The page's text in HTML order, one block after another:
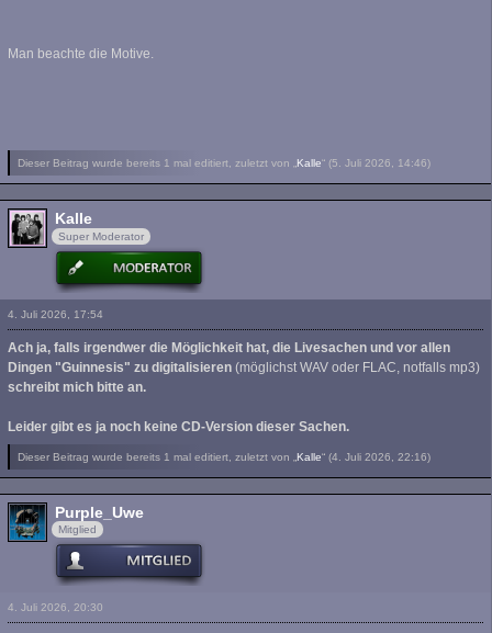
Man beachte die Motive.
Dieser Beitrag wurde bereits 1 mal editiert, zuletzt von „Kalle“ (5. Juli 2026, 14:46)
Kalle
Super Moderator
4. Juli 2026, 17:54
Ach ja, falls irgendwer die Möglichkeit hat, die Livesachen und vor allen
Dingen "Guinnesis" zu digitalisieren (möglichst WAV oder FLAC, notfalls mp3)
schreibt mich bitte an.
Leider gibt es ja noch keine CD-Version dieser Sachen.
Dieser Beitrag wurde bereits 1 mal editiert, zuletzt von „ Kalle“ (4. Juli 2026, 22:16)
Purple_Uwe
Mitglied
4. Juli 2026, 20:30